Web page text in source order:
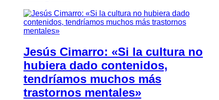
Jesús Cimarro: «Si la cultura no
hubiera dado contenidos,
tendríamos muchos más
trastornos mentales»